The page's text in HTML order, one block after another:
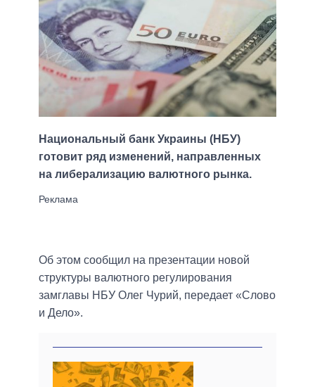
Национальный банк Украины (НБУ)
готовит ряд изменений, направленных
на либерализацию валютного рынка.
Об этом сообщил на презентации новой
структуры валютного регулирования
замглавы НБУ Олег Чурий, передает «Слово
и Дело».